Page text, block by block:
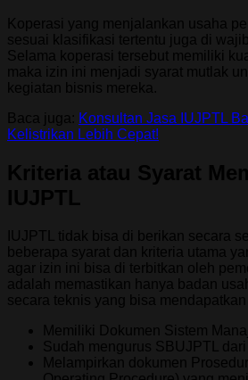
Koperasi yang menjalankan usaha
sesuai klasifikasi tertentu juga di
Selama koperasi tersebut memiliki
maka izin ini menjadi syarat mutlak
kegiatan bisnis mereka.
Baca juga: Konsultan Jasa IUJPTL
Kelistrikan Lebih Cepat!
Kriteria atau Syarat
IUJPTL
IUJPTL tidak bisa di berikan secara
beberapa syarat dan kriteria utama
agar izin ini bisa di terbitkan oleh
adalah memastikan hanya badan
secara teknis yang bisa
Memiliki Dokumen Sistem
Sudah mengurus SBUJPTL
Melampirkan dokumen